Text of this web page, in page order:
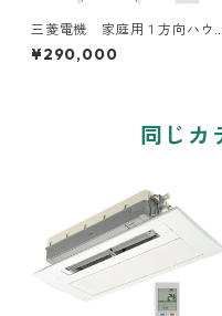
三菱電機 家庭用１方向ハウ
ジングエアコン 6～20畳用
¥290,000
同じカ